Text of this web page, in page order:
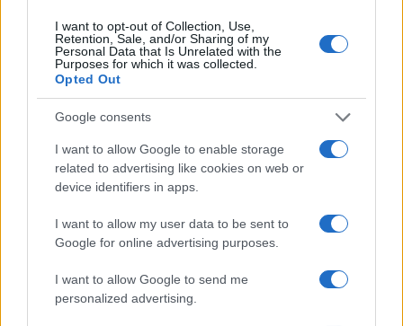
I want to opt-out of Collection, Use,
Retention, Sale, and/or Sharing of my
Personal Data that Is Unrelated with the
Purposes for which it was collected.
Opted Out
Google consents
I want to allow Google to enable storage
related to advertising like cookies on web or
device identifiers in apps.
I want to allow my user data to be sent to
Google for online advertising purposes.
I want to allow Google to send me
personalized advertising.
Continua a leggere